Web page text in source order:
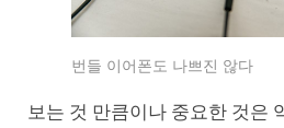
번들 이어폰도 나쁘진 않다
보는 것 만큼이나 중요한 것은